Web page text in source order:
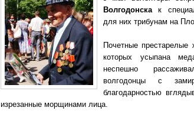
Волгодонскак
для них трибунам на
Почетные престарелые
которых усыпана
неспешно
волгодонцы с
благодарностью
изрезанные морщинами лица.